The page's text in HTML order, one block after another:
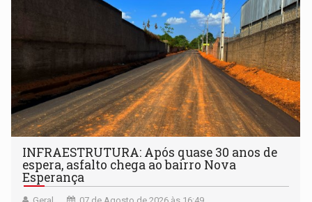
INFRAESTRUTURA: Após quase 30 anos de
espera, asfalto chega ao bairro Nova
Esperança